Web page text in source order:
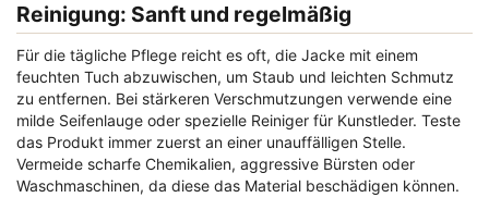
Reinigung: Sanft und regelmäßig
Für die tägliche Pflege reicht es oft, die Jacke mit einem
feuchten Tuch abzuwischen, um Staub und leichten Schmutz
zu entfernen. Bei stärkeren Verschmutzungen verwende eine
milde Seifenlauge oder spezielle Reiniger für Kunstleder. Teste
das Produkt immer zuerst an einer unauffälligen Stelle.
Vermeide scharfe Chemikalien, aggressive Bürsten oder
Waschmaschinen, da diese das Material beschädigen können.